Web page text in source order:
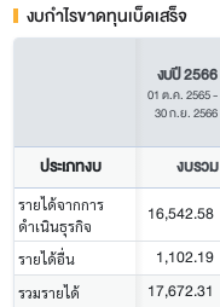
งบกำไรขาดทุนเบ็ดเสร็จ
งบปี 2566
01 ต.ค. 2565-
30 ก.ย. 2566
ประเภทงบ งบรวม
รายได้จากการ
ดำเนินธุรกิจ
16,542.58
รายได้อื่น 1,102.19
รวมรายได้ 17,672.31